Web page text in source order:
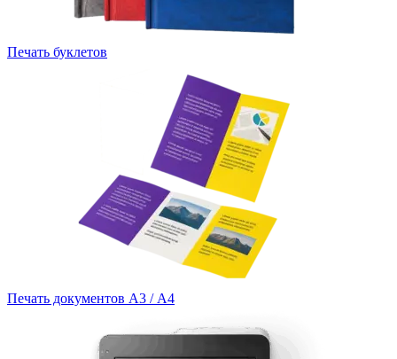
Печать буклетов
Печать документов А3 / А4